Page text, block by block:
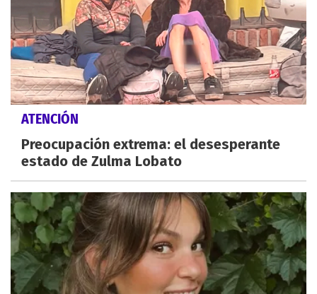
ATENCIÓN
Preocupación extrema: el desesperante
estado de Zulma Lobato